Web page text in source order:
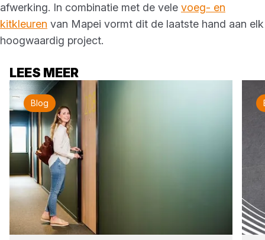
afwerking. In combinatie met de vele voeg- en
kitkleuren van Mapei vormt dit de laatste hand aan elk
hoogwaardig project.
LEES MEER
Blog